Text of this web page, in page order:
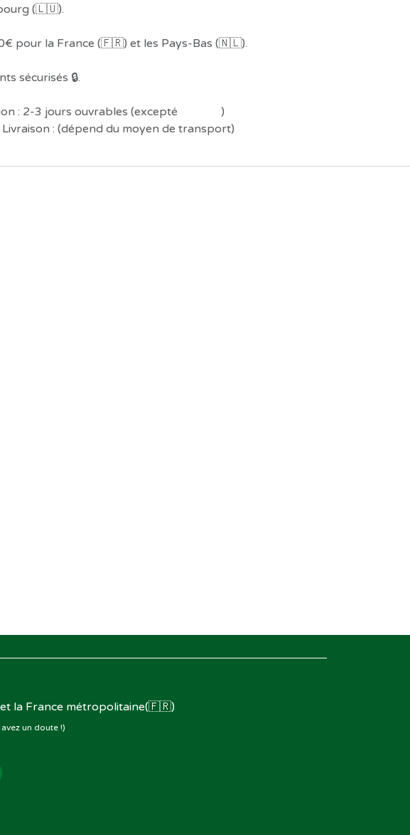
(🇱🇺).
pour la France (🇫🇷) et les Pays-Bas (🇳🇱).
sécurisés 🔒.
: 2-3 jours ouvrables (excepté
)
: (dépend du moyen de transport)
la France métropolitaine(🇫🇷)
un doute !)